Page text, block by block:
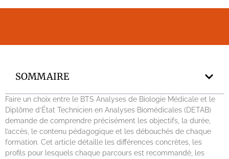
SOMMAIRE
Faire un choix entre le BTS Analyses de Biologie Médicale et le
Diplôme d’État Technicien en Analyses Biomédicales (DETAB)
demande de comprendre précisément les objectifs, la durée,
l’accès, le contenu pédagogique et les débouchés de chaque
formation. Cet article détaille les différences concrètes, les
profils pour lesquels chaque parcours est recommandé, les